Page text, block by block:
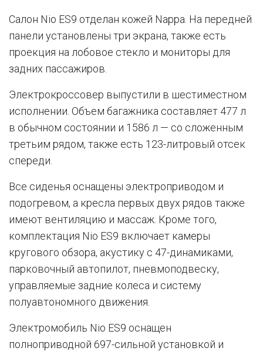
Салон Nio ES9 отделан кожей Nappa. На передней
панели установлены три экрана, также есть
проекция на лобовое стекло и мониторы для
задних пассажиров.
Электрокроссовер выпустили в шестиместном
исполнении. Объем багажника составляет 477 л
в обычном состоянии и 1586 л — со сложенным
третьим рядом, также есть 123-литровый отсек
спереди.
Все сиденья оснащены электроприводом и
подогревом, а кресла первых двух рядов также
имеют вентиляцию и массаж. Кроме того,
комплектация Nio ES9 включает камеры
кругового обзора, акустику с 47-динамиками,
парковочный автопилот, пневмоподвеску,
управляемые задние колеса и систему
полуавтономного движения.
Электромобиль Nio ES9 оснащен
полноприводной 697-сильной установкой и